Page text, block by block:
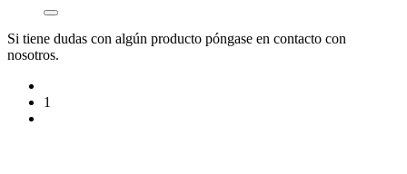
Si tiene dudas con algún producto póngase en contacto con
nosotros.
1